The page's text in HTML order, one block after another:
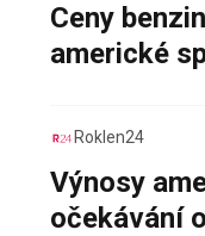
Ceny
americké
Roklen24
Výnosy
očekávání